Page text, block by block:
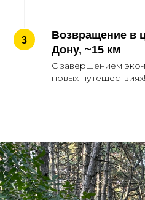
3
Возвращение в
Дону, ~15 км
С завершением
новых путешествиях!